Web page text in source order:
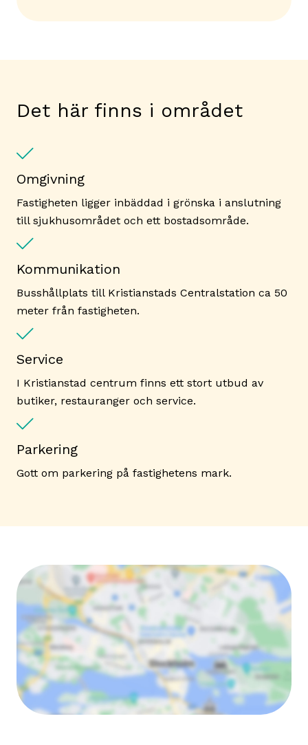
Det här finns i området
Omgivning
Fastigheten ligger inbäddad i grönska i anslutning
till sjukhusområdet och ett bostadsområde.
Kommunikation
Busshållplats till Kristianstads Centralstation ca 50
meter från fastigheten.
Service
I Kristianstad centrum finns ett stort utbud av
butiker, restauranger och service.
Parkering
Gott om parkering på fastighetens mark.